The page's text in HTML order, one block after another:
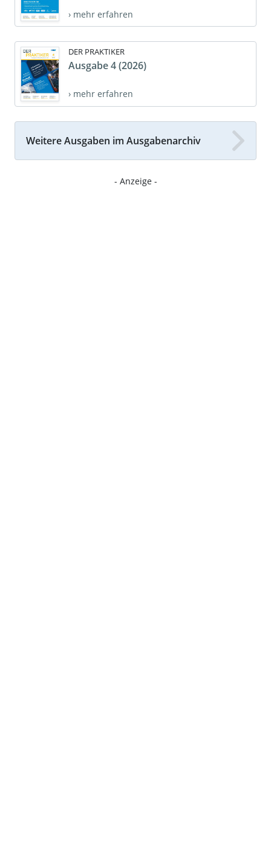
› mehr erfahren
DER PRAKTIKER
Ausgabe 4 (2026)
› mehr erfahren
Weitere Ausgaben im Ausgabenarchiv
- Anzeige -